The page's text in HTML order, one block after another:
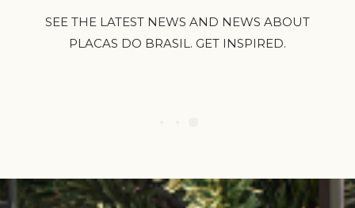
SEE THE LATEST NEWS AND NEWS ABOUT
PLACAS DO BRASIL. GET INSPIRED.